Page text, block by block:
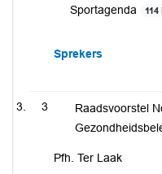
Sportagenda
114
Sprekers
3
Raadsvoorstel
Pfh. Ter Laak